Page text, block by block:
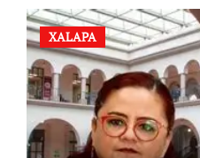
XALAPA